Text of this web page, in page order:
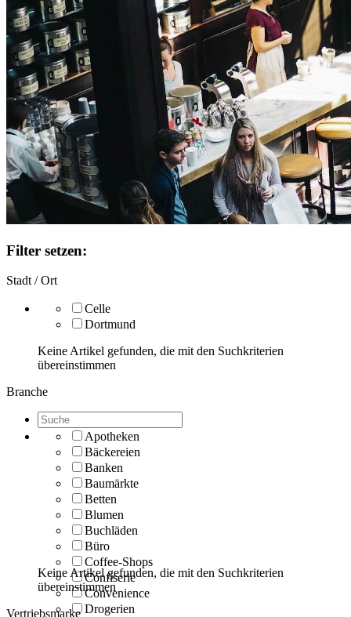
Filter setzen:
Stadt / Ort
Celle
Dortmund
Keine Artikel gefunden, die mit den Suchkriterien
übereinstimmen
Branche
Apotheken
Bäckereien
Banken
Baumärkte
Betten
Blumen
Buchläden
Büro
Coffee-Shops
Confiserie
Convenience
Drogerien
Keine Artikel gefunden, die mit den Suchkriterien
übereinstimmen
Vertriebsmarke